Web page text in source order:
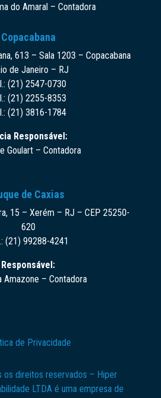
do Amaral – Contadora
Copacabana
613 – Sala 1203 – Copacabana
de Janeiro – RJ
(21) 2547-0730
(21) 2255-8353
(21) 3816-1784
Responsável:
Goulart – Contadora
de Caxias
15 – Xerém – RJ – CEP 25250-
620
(21) 99288-4241
Responsável:
Amazone – Contadora
de Privacidade
direitos reservados – Hiper
LTDA é uma empresa de